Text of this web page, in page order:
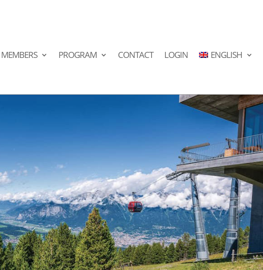
MEMBERS PROGRAM CONTACT LOGIN ENGLISH